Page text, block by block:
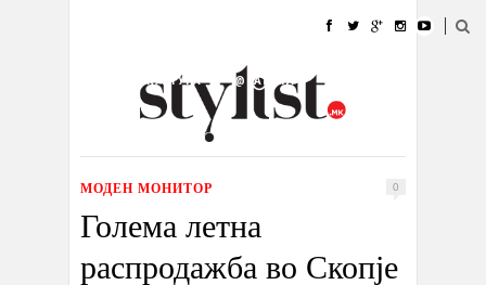
УБАВИНА
КУЛТУРА @РАБОТА
ИЗЛОГ
МОДЕН МОНИТОР 0
Голема летна
распродажба во Скопје